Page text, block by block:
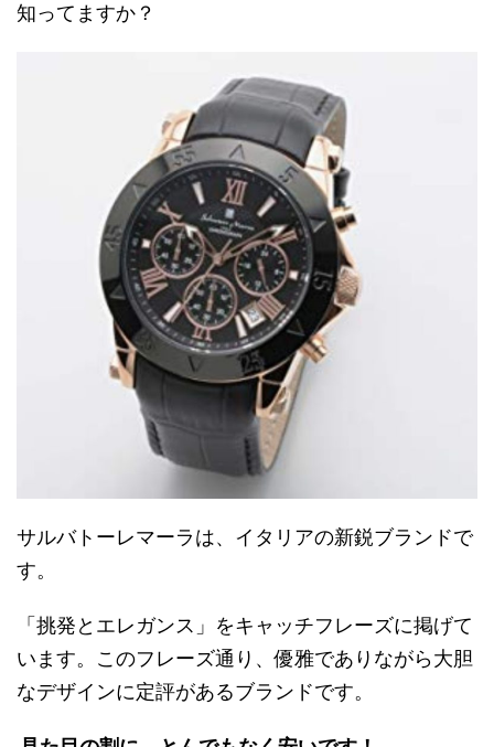
知ってますか？
サルバトーレマーラは、イタリアの新鋭ブランドで
す。
「挑発とエレガンス」をキャッチフレーズに掲げて
います。このフレーズ通り、優雅でありながら大胆
なデザインに定評があるブランドです。